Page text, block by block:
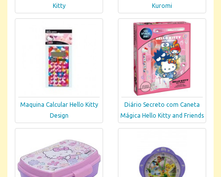
Kitty Kuromi
Maquina Calcular Hello Kitty
Design
Diário Secreto com Caneta
Mágica Hello Kitty and Friends